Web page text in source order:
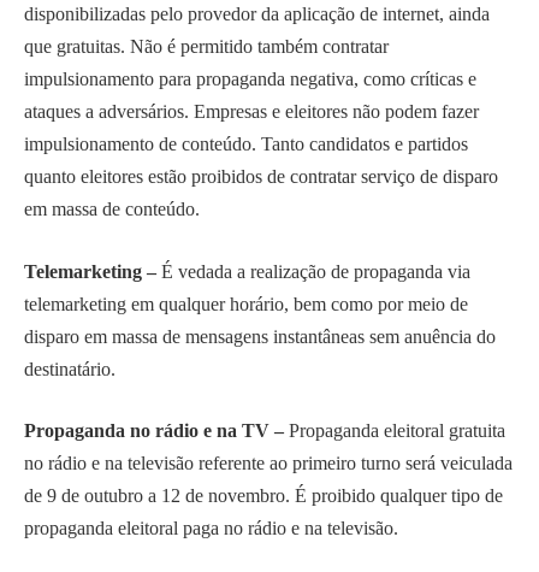
disponibilizadas pelo provedor da aplicação de internet, ainda
que gratuitas. Não é permitido também contratar
impulsionamento para propaganda negativa, como críticas e
ataques a adversários. Empresas e eleitores não podem fazer
impulsionamento de conteúdo. Tanto candidatos e partidos
quanto eleitores estão proibidos de contratar serviço de disparo
em massa de conteúdo.
Telemarketing – É vedada a realização de propaganda via
telemarketing em qualquer horário, bem como por meio de
disparo em massa de mensagens instantâneas sem anuência do
destinatário.
Propaganda no rádio e na TV – Propaganda eleitoral gratuita
no rádio e na televisão referente ao primeiro turno será veiculada
de 9 de outubro a 12 de novembro. É proibido qualquer tipo de
propaganda eleitoral paga no rádio e na televisão.